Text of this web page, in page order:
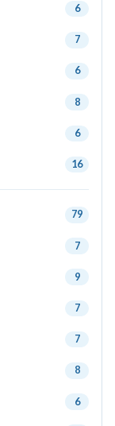
6
7
6
8
6
16
79
7
9
7
7
8
6